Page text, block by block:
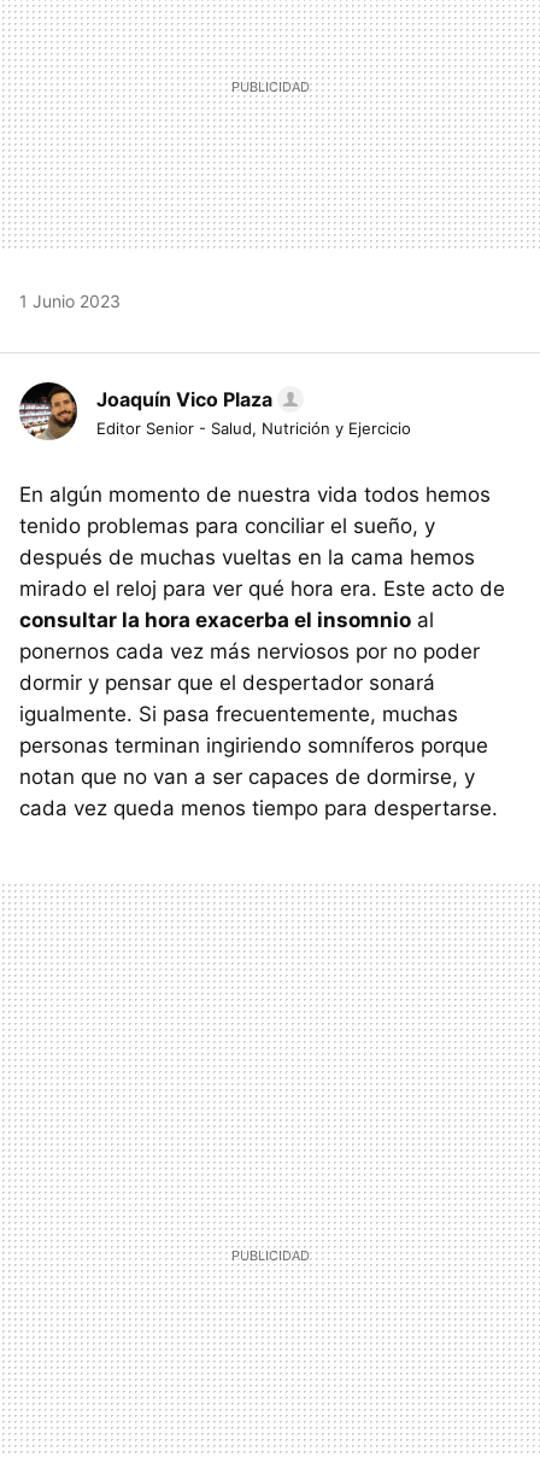
1 Junio 2023
Joaquín Vico Plaza
Editor Senior - Salud, Nutrición y Ejercicio
En algún momento de nuestra vida todos hemos
tenido problemas para conciliar el sueño, y
después de muchas vueltas en la cama hemos
mirado el reloj para ver qué hora era. Este acto de
consultar la hora exacerba el insomnio al
ponernos cada vez más nerviosos por no poder
dormir y pensar que el despertador sonará
igualmente. Si pasa frecuentemente, muchas
personas terminan ingiriendo somníferos porque
notan que no van a ser capaces de dormirse, y
cada vez queda menos tiempo para despertarse.